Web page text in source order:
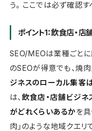
う。ここでは必ず確認す
ポイント1：飲食店・
SEO/MEOは業種ごと
のSEOが得意でも、焼
ジネスのローカル集客
は、 飲食店・店舗ビジ
がどれくらいあるかを
肉」のような地域クエ